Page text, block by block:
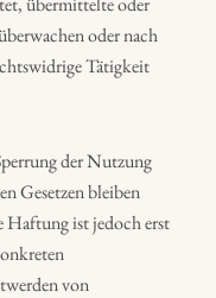
oder nach
Tätigkeit
der Nutzung
Gesetzen bleiben
Haftung ist jedoch erst
von